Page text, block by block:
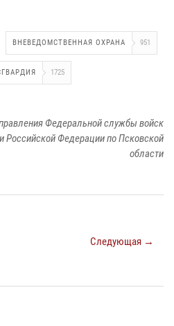
ВНЕВЕДОМСТВЕННАЯ ОХРАНА 951
1725
Федеральной службы войск
Российской Федерации по Псковской
области
Следующая →